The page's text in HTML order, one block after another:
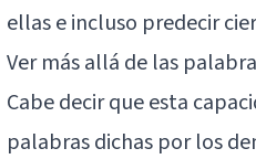
ellas e incluso predecir
Ver más allá de las
Cabe decir que esta
palabras dichas por los